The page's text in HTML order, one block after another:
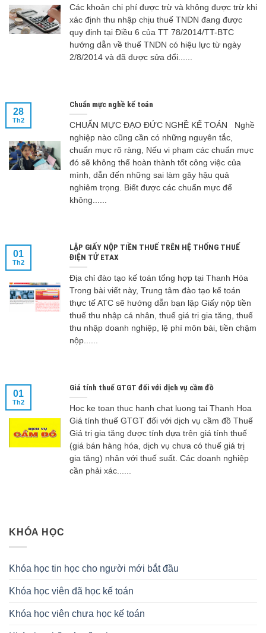
Các khoản chi phí được trừ và không được trừ khi
xác định thu nhập chịu thuế TNDN đang được
quy định tại Điều 6 của TT 78/2014/TT-BTC
hướng dẫn về thuế TNDN có hiệu lực từ ngày
2/8/2014 và đã được sửa đổi......
Chuẩn mực nghề kế toán
CHUẨN MỰC ĐẠO ĐỨC NGHỀ KẾ TOÁN Nghề
nghiệp nào cũng cần có những nguyên tắc,
chuẩn mực rõ ràng, Nếu vi phạm các chuẩn mực
đó sẽ không thể hoàn thành tốt công việc của
mình, dẫn đến những sai làm gây hậu quả
nghiêm trọng. Biết được các chuẩn mực để
không......
28
Th2
LẬP GIẤY NỘP TIỀN THUẾ TRÊN HỆ THỐNG THUẾ
ĐIỆN TỬ ETAX
Địa chỉ đào tạo kế toán tổng hợp tại Thanh Hóa
Trong bài viết này, Trung tâm đào tạo kế toán
thực tế ATC sẽ hướng dẫn bạn lập Giấy nộp tiền
thuế thu nhập cá nhân, thuế giá trị gia tăng, thuế
thu nhập doanh nghiệp, lệ phí môn bài, tiền chậm
nộp......
01
Th2
Giá tính thuế GTGT đối với dịch vụ cầm đồ
Hoc ke toan thuc hanh chat luong tai Thanh Hoa
Giá tính thuế GTGT đối với dịch vụ cầm đồ Thuế
Giá trị gia tăng được tính dựa trên giá tính thuế
(giá bán hàng hóa, dịch vụ chưa có thuế giá trị
gia tăng) nhân với thuế suất. Các doanh nghiệp
cần phải xác......
01
Th2
KHÓA HỌC
Khóa học tin học cho người mới bắt đầu
Khóa học viên đã học kế toán
Khóa học viên chưa học kế toán